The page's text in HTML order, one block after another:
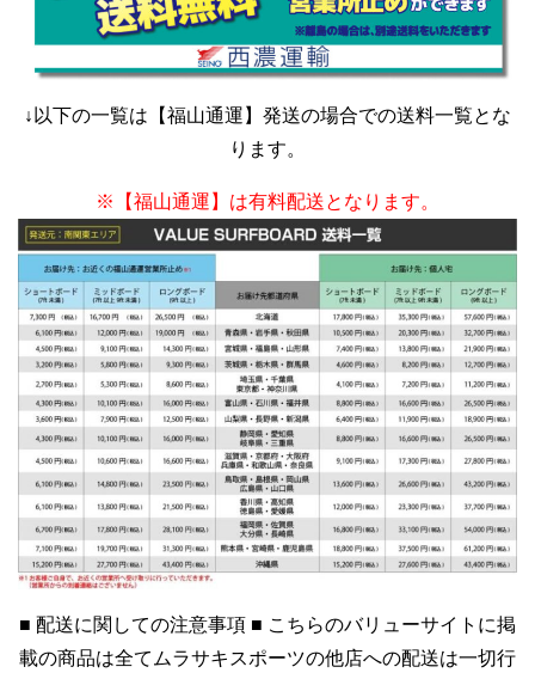
↓以下の一覧は【福山通運】発送の場合での送料一覧とな
ります。
※【福山通運】は有料配送となります。
■ 配送に関しての注意事項 ■ こちらのバリューサイトに掲
載の商品は全てムラサキスポーツの他店への配送は一切行